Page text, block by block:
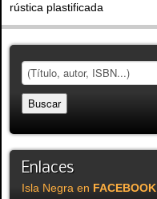
rústica plastificada
Enlaces
Isla Negra en FACEBOOK